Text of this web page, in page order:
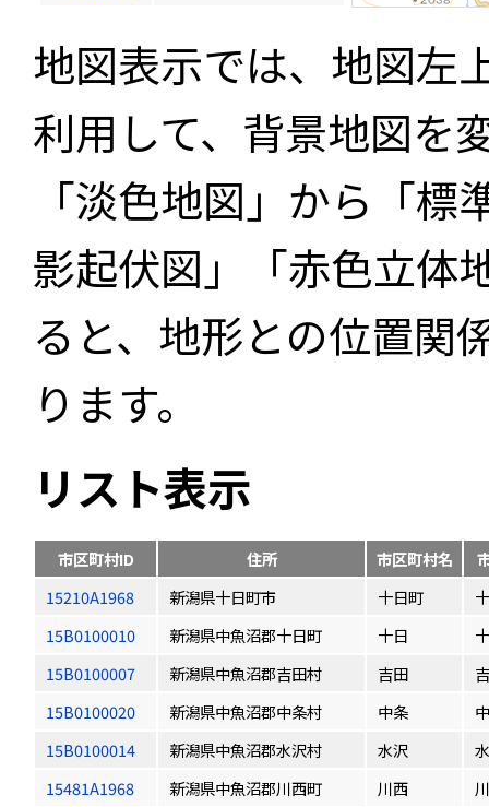
地図表示では、地図左
利用して、背景地図を
「淡色地図」から「
影起伏図」「赤色立体
ると、地形との位置関
ります。
リスト表示
市区町村ID 住所 市区町村名
15210A1968
新潟県十日町市 十日町
15B0100010
新潟県中魚沼郡十日町 十日
15B0100007
新潟県中魚沼郡吉田村 吉田
15B0100020
新潟県中魚沼郡中条村 中条
15B0100014
新潟県中魚沼郡水沢村 水沢
15481A1968
新潟県中魚沼郡川西町 川西